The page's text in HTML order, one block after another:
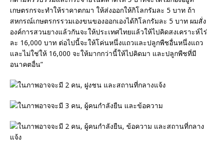
เกษตรกรจะทำให้ราคาตกมา ให้ส่งออกให้กิโลกรัมละ 5 บาท ถ้า
สหกรณ์เกษตรกรรวมเองขนของออกเองได้กิโลกรัมละ 5 บาท ผมสั่ง
องค์การสวนยางแล้วกันจะให้ประเทศไทยแล้วให้ไปคิดสงเคราะห์ไร่
ละ 16,000 บาท ต่อไปนี้จะให้โค่นหนึ่งแถวและปลูกพืชอื่นหนึ่งแถว
และไม่ใช่ให้ 16,000 จะให้มากกว่านี้ให้ไปคิดมา และปลูกพืชที่มี
อนาคตอื่น”